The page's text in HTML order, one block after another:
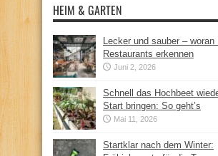
HEIM & GARTEN
Lecker und sauber – woran
Restaurants erkennen
Juni 2, 2026
Schnell das Hochbeet
Start bringen: So geht’s
Mai 11, 2026
Startklar nach dem Winter: